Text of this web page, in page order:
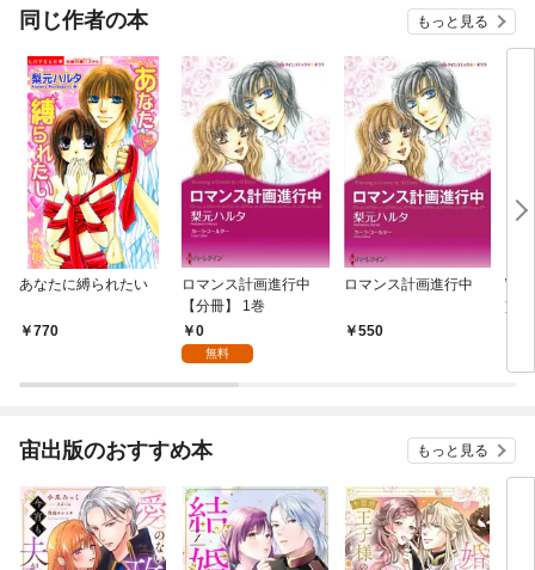
同じ作者の本 もっと見る
あなたに縛られたい
770
ロマンス計画進行中
【分冊】 1巻
0
無料
ロマンス計画進行中
550
W
貫
宙出版のおすすめ本 もっと見る